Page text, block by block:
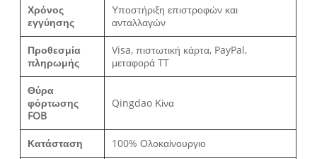
Χρόνος
εγγύησης
Υποστήριξη επιστροφών και
ανταλλαγών
Προθεσμία
πληρωμής
Visa, πιστωτική κάρτα, PayPal,
μεταφορά TT
Θύρα
φόρτωσης
FOB
Qingdao Κίνα
Κατάσταση 100% Ολοκαίνουργιο